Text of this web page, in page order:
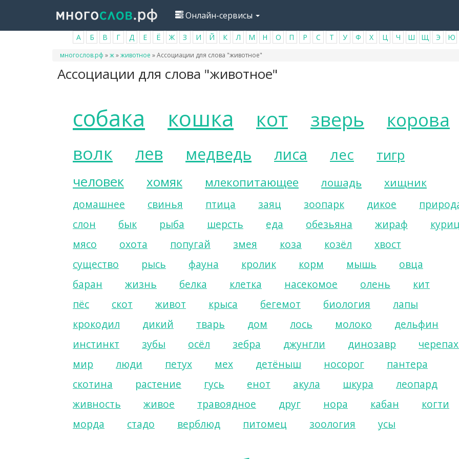
основному
Онлайн-сервисы
А Б В Г Д Е Ё Ж З И Й К Л М Н О П Р С Т У Ф Х Ц Ч Ш Щ Э Ю
Вы
многослов.рф »ж»животное »Ассоциации для слова "животное"
Ассоциации для слова "животное"
собака кошка кот зверь корова
волк лев медведь лиса лес
тигр
человек
хомяк млекопитающее лошадь хищник
домашнее свинья птица заяц зоопарк дикое
слон
бык рыба шерсть еда обезьяна жираф
мясо
охота попугай змея коза козёл
хвост
существо
рысь фауна кролик корм мышь
овца
баран
жизнь белка клетка насекомое олень
кит
пёс
скот живот крыса бегемот биология
лапы
крокодил
дикий тварь дом лось молоко
дельфин
инстинкт
зубы осёл зебра джунгли динозавр
мир
люди петух мех детёныш носорог
пантера
скотина
растение гусь енот акула шкура
леопард
живность
живое травоядное друг нора кабан
когти
морда
стадо верблюд питомец зоология усы